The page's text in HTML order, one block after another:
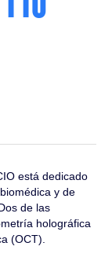
está dedicado
y de
de las
holográfica
(OCT).